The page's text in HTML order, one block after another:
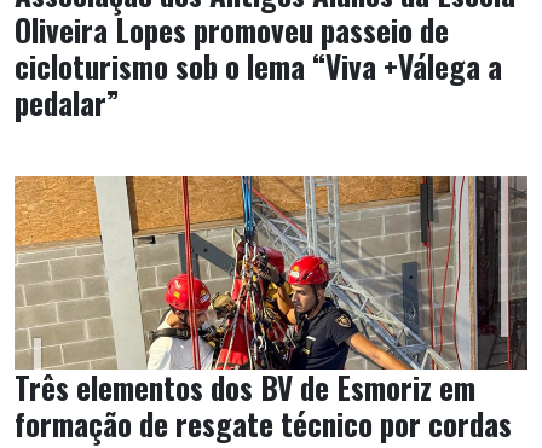
Oliveira Lopes promoveu passeio de
cicloturismo sob o lema “Viva +Válega a
pedalar”
Três elementos dos BV de Esmoriz em
formação de resgate técnico por cordas